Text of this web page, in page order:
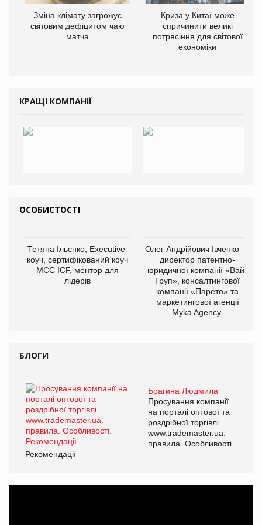
Зміна клімату загрожує
світовим дефіцитом чаю
матча
Криза у Китаї може
спричинити великі
потрясіння для світової
економіки
КРАЩІ КОМПАНІЇ
ОСОБИСТОСТІ
Тетяна Ільєнко, Executive-
коуч, сертифікований коуч
МСС ICF, ментор для
лідерів
Олег Андрійович Івченко —
директор патентно-
юридичної компанії «Вайз
Груп», консалтингової
компанії «Парето» та
маркетингової агенції
Myka Agency.
БЛОГИ
Брагина Людмила
Просування компанії
на порталі оптової та
роздрібної торгівлі
www.trademaster.ua.
правила. Особливості.
Рекомендації